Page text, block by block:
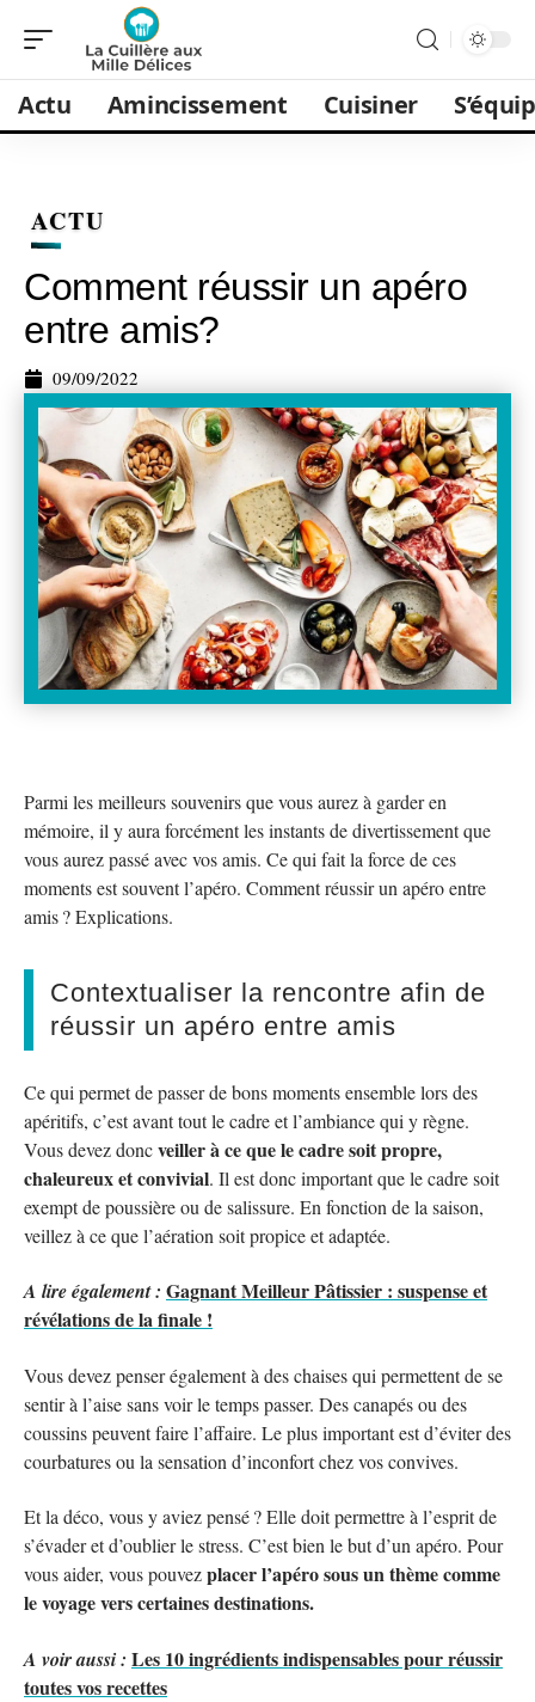
Actu Amincissement Cuisiner
ACTU
Comment réussir un apéro
entre amis?
09/09/2022
Parmi les meilleurs souvenirs que vous aurez à garder en
mémoire, il y aura forcément les instants de divertissement que
vous aurez passé avec vos amis. Ce qui fait la force de ces
moments est souvent l’apéro. Comment réussir un apéro entre
amis ? Explications.
Contextualiser la rencontre afin de
réussir un apéro entre amis
Ce qui permet de passer de bons moments ensemble lors des
apéritifs, c’est avant tout le cadre et l’ambiance qui y règne.
Vous devez doncveiller à ce que le cadre soit propre,
chaleureux et convivial. Il est donc important que le cadre soit
exempt de poussière ou de salissure. En fonction de la saison,
veillez à ce que l’aération soit propice et adaptée.
A lire également : Gagnant Meilleur Pâtissier : suspense et
révélations de la finale !
Vous devez penser également à des chaises qui permettent de se
sentir à l’aise sans voir le temps passer. Des canapés ou des
coussins peuvent faire l’affaire. Le plus important est d’éviter des
courbatures ou la sensation d’inconfort chez vos convives.
Et la déco, vous y aviez pensé ? Elle doit permettre à l’esprit de
s’évader et d’oublier le stress. C’est bien le but d’un apéro. Pour
vous aider, vous pouvezplacer l’apéro sous un thème comme
le voyage vers certaines destinations.
A voir aussi : Les 10 ingrédients indispensables pour réussir
toutes vos recettes